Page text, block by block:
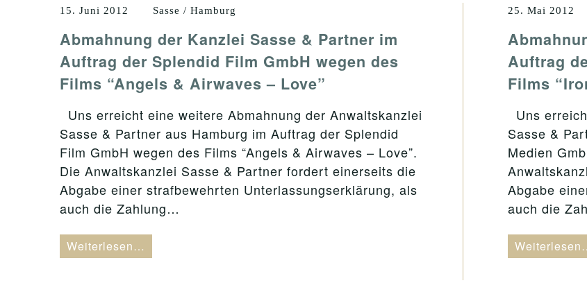
15. Juni 2012 Sasse / Hamburg
Abmahnung der Kanzlei Sasse & Partner im
Auftrag der Splendid Film GmbH wegen des
Films “Angels & Airwaves – Love”
Uns erreicht eine weitere Abmahnung der Anwaltskanzlei
Sasse & Partner aus Hamburg im Auftrag der Splendid
Film GmbH wegen des Films “Angels & Airwaves – Love”.
Die Anwaltskanzlei Sasse & Partner fordert einerseits die
Abgabe einer strafbewehrten Unterlassungserklärung, als
auch die Zahlung…
Weiterlesen…
25. Mai 2012
Auftrag
Films
Uns
Sasse &
Medien
Abgabe
auch die